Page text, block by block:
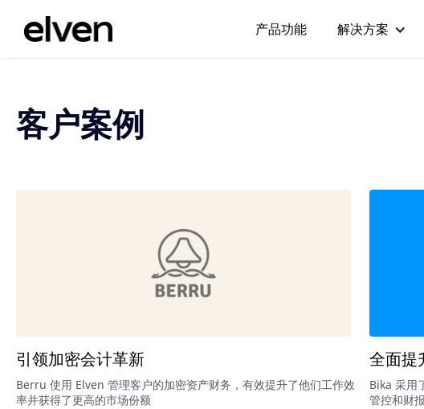
产品功能 解决方案
客户案例
引领加密会计革新
Berru 使用 Elven 管理客户的加密资产财务，有效提升了他们工作效
率并获得了更高的市场份额
全面提
Bika 采用
管控和财